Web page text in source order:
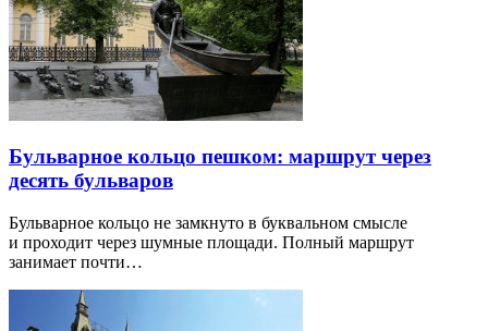
Бульварное кольцо пешком: маршрут через
десять бульваров
Бульварное кольцо не замкнуто в буквальном смысле
и проходит через шумные площади. Полный маршрут
занимает почти…